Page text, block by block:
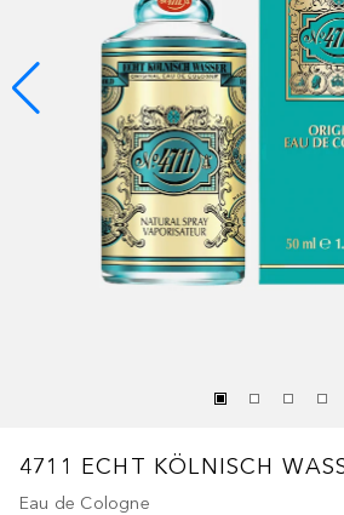
4711 ECHT KÖLNISCH
Eau de Cologne